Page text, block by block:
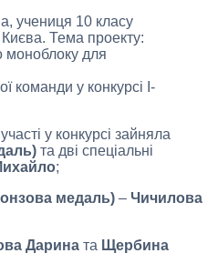
учениця 10 класу
Тема проекту:
моноблоку для
команди у конкурсі I-
у конкурсі зайняла
та дві спеціальні
;
медаль) – Чичилова
Дарина та Щербина